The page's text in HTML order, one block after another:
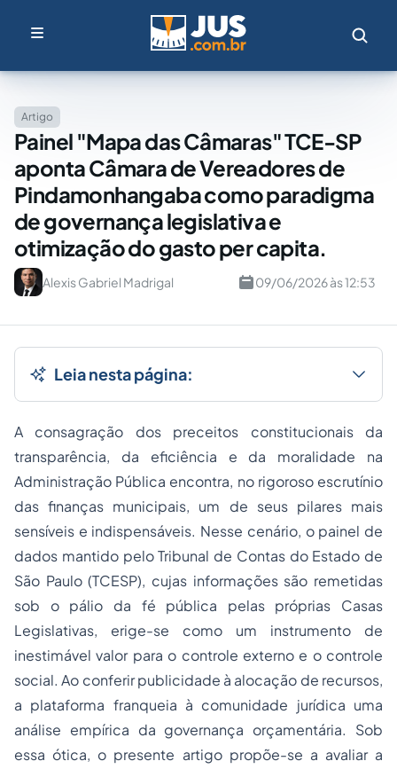
Artigo
Painel "Mapa das Câmaras" TCE-SP
aponta Câmara de Vereadores de
Pindamonhangaba como paradigma
de governança legislativa e
otimização do gasto per capita.
Alexis Gabriel Madrigal 09/06/2026 às 12:53
Leia nesta página:
A consagração dos preceitos constitucionais da
transparência, da eficiência e da moralidade na
Administração Pública encontra, no rigoroso escrutínio
das finanças municipais, um de seus pilares mais
sensíveis e indispensáveis. Nesse cenário, o painel de
dados mantido pelo Tribunal de Contas do Estado de
São Paulo (TCESP), cujas informações são remetidas
sob o pálio da fé pública pelas próprias Casas
Legislativas, erige-se como um instrumento de
inestimável valor para o controle externo e o controle
social. Ao conferir publicidade à alocação de recursos,
a plataforma franqueia à comunidade jurídica uma
análise empírica da governança orçamentária. Sob
essa ótica, o presente artigo propõe-se a avaliar a